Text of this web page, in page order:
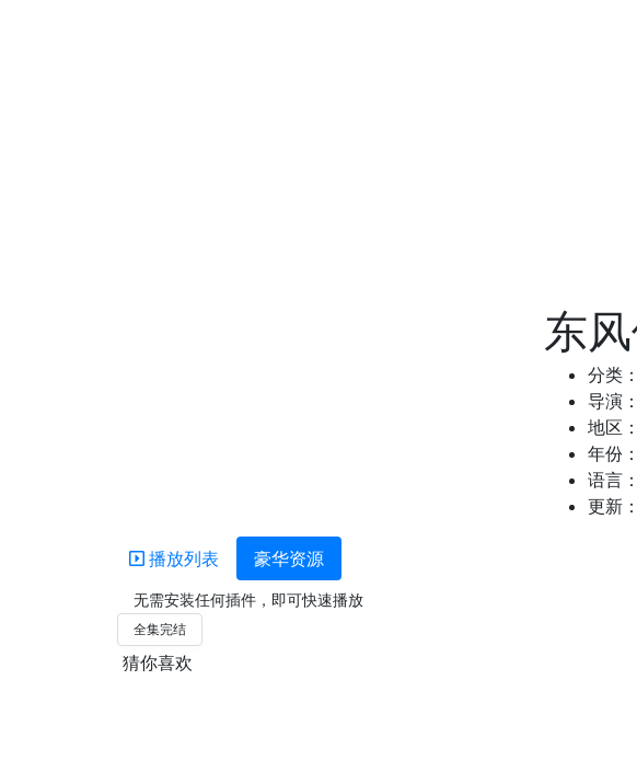
东
分类：
导演：
地区：
年份：
语言：
更新：
播放列表 豪华资源
无需安装任何插件，即可快速播放
全集完结
猜你喜欢